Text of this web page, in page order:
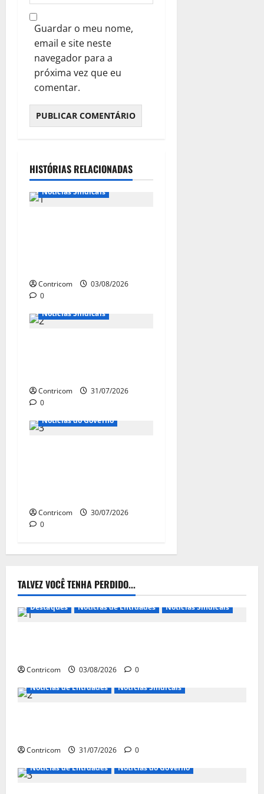
Guardar o meu nome,
email e site neste
navegador para a
próxima vez que eu
comentar.
HISTÓRIAS RELACIONADAS
Destaques
Notícias de Entidades
Notícias Sindicais
Contricom
03/08/2026
0Notícias de Entidades
Notícias Sindicais
Contricom
31/07/2026
0Notícias de Entidades
Notícias do Governo
Contricom
30/07/2026
0
TALVEZ VOCÊ TENHA PERDIDO...
Destaques Notícias de Entidades Notícias Sindicais
Contricom 03/08/2026
0
Notícias de Entidades
Notícias Sindicais
Contricom 31/07/2026
0
Notícias de Entidades
Notícias do Governo